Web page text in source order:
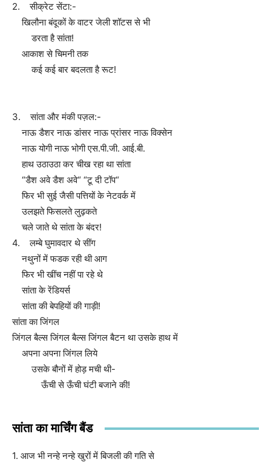
2. सीक्रेट सेंटा:-
खिलौना बंदूकों के वाटर जेली शॉटस से भी
डरता है सांता!
आकाश से चिमनी तक
कई कई बार बदलता है रूट!
3. सांता और मंकी पज़ल:-
नाऊ डैशर नाऊ डांसर नाऊ प्रांसर नाऊ विक्सेन
नाऊ योगी नाऊ भोगी एस.पी.जी. आई.बी.
हाथ उठाउठा कर चीख रहा था सांता
“डैश अवे डैश अवे“ “टू दी टॉप“
फिर भी सुई जैसी पत्तियों के नेटवर्क में
उलझते फिसलते लुढ़कते
चले जाते थे सांता के बंदर!
4. लम्बे घुमावदार थे सींग
नथुनों में फडक रही थी आग
फिर भी खींच नहीं पा रहे थे
सांता के रेंडियर्स
सांता की बेपहियों की गाड़ी!
सांता का जिंगल
जिंगल बैल्स जिंगल बैल्स जिंगल बैटन था उसके हाथ में
अपना अपना जिंगल लिये
उसके बौनों में होड़ मची थी-
ऊँची से ऊँची घंटी बजाने की!
सांता का मार्चिंग बैंड
1. आज भी नन्हे नन्हे खुरों में बिजली की गति से